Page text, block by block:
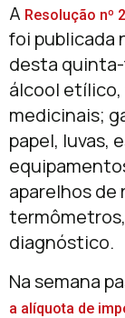
A Resolução nº
foi publicada
desta
álcool
medicinais;
papel, luvas,
aparelhos de
diagnóstico.
Na semana
a alíquota de